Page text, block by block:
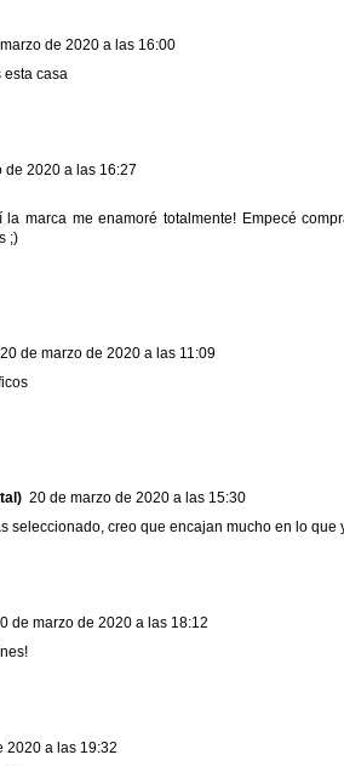
de 2020 a las 16:00
esta casa
de 2020 a las 16:27
la marca me enamoré totalmente! Empecé
;)
20 de marzo de 2020 a las 11:09
20 de marzo de 2020 a las 15:30
seleccionado, creo que encajan mucho en lo que
de marzo de 2020 a las 18:12
2020 a las 19:32